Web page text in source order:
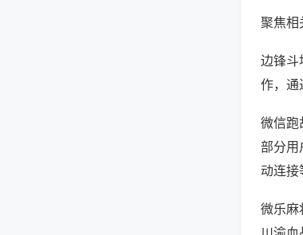
聚焦相
边锋斗
作，通
微信跑
部分用
动连接
微乐麻